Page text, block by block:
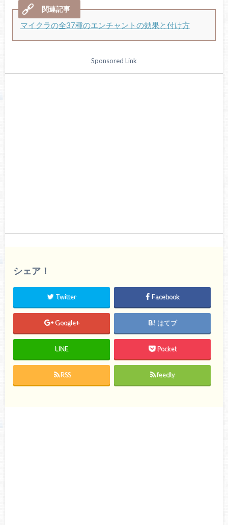
マイクラの全37種のエンチャントの効果と付け方
Sponsored Link
シェア！
Twitter Facebook
Google+ はてブ
LINE Pocket
RSS feedly